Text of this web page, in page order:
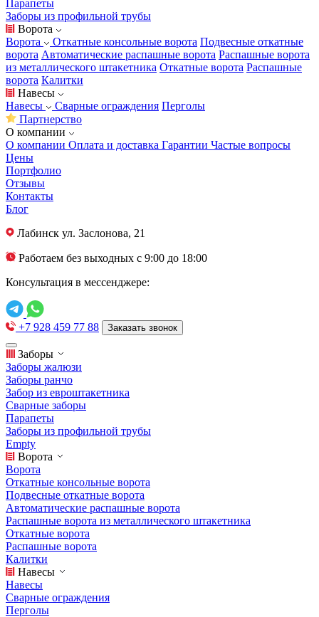
Парапеты
Заборы из профильной трубы
Ворота
Ворота
Откатные консольные ворота Подвесные откатные
ворота Автоматические распашные ворота Распашные ворота
из металлического штакетника Откатные ворота Распашные
ворота Калитки
Навесы
Навесы
Сварные ограждения Перголы
Партнерство
О компании
О компании Оплата и доставка Гарантии Частые вопросы
Цены
Портфолио
Отзывы
Контакты
Блог
Лабинск ул. Заслонова, 21
Работаем без выходных с 9:00 до 18:00
Консультация в мессенджере:
+7 928 459 77 88 Заказать звонок
Заборы
Заборы жалюзи
Заборы ранчо
Забор из евроштакетника
Сварные заборы
Парапеты
Заборы из профильной трубы
Empty
Ворота
Ворота
Откатные консольные ворота
Подвесные откатные ворота
Автоматические распашные ворота
Распашные ворота из металлического штакетника
Откатные ворота
Распашные ворота
Калитки
Навесы
Навесы
Сварные ограждения
Перголы